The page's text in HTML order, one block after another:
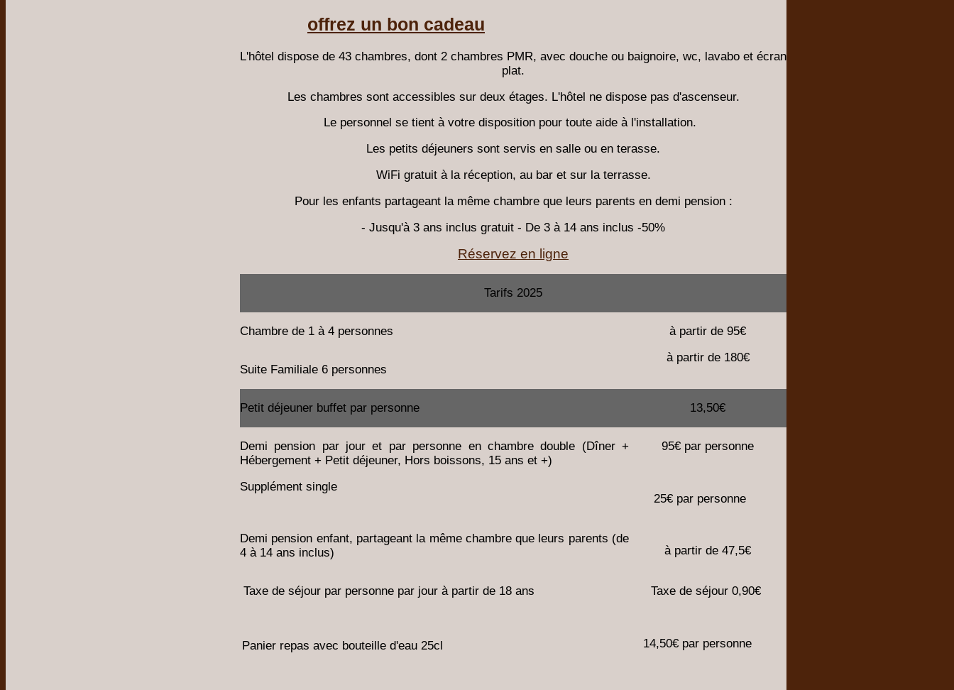
offrez un bon cadeau
L'hôtel dispose de 43 chambres, dont 2 chambres PMR, avec douche ou baignoire, wc, lavabo et écran
plat.
Les chambres sont accessibles sur deux étages. L'hôtel ne dispose pas d'ascenseur.
Le personnel se tient à votre disposition pour toute aide à l'installation.
Les petits déjeuners sont servis en salle ou en terasse.
WiFi gratuit à la réception, au bar et sur la terrasse.
Pour les enfants partageant la même chambre que leurs parents en demi pension :
- Jusqu'à 3 ans inclus gratuit - De 3 à 14 ans inclus -50%
Réservez en ligne
Tarifs 2025
Chambre de 1 à 4 personnes à partir de 95€
Suite Familiale 6 personnes
à partir de 180€
Petit déjeuner buffet par personne 13,50€
Demi pension par jour et par personne en chambre double (Dîner +
Hébergement + Petit déjeuner, Hors boissons, 15 ans et +)
Supplément single
Demi pension enfant, partageant la même chambre que leurs parents (de
4 à 14 ans inclus)
95€ par personne
25€ par personne
à partir de 47,5€
Taxe de séjour par personne par jour à partir de 18 ans
Panier repas avec bouteille d'eau 25cl
Taxe de séjour 0,90€
14,50€ par personne